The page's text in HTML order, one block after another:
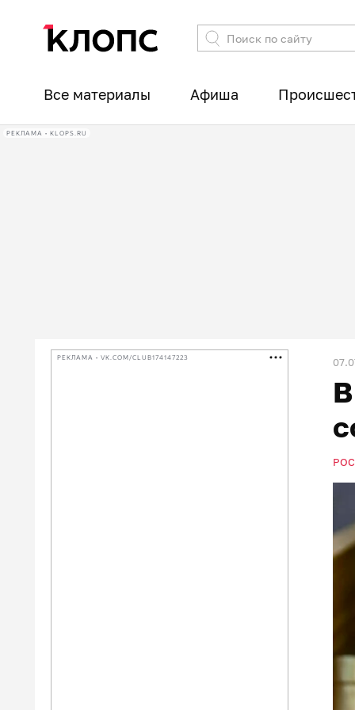
Все материалы Афиша
РЕКЛАМА • KLOPS.RU
РЕКЛАМА • VK.COM/CLUB174147223